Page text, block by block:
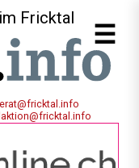
Fricktal